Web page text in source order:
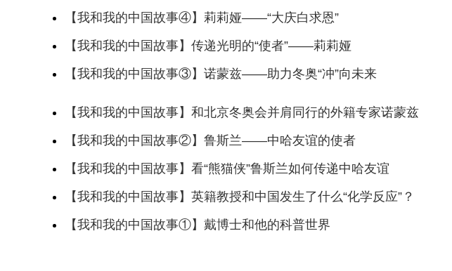
【我和我的中国故事④】莉莉娅——“大庆白求恩”
【我和我的中国故事】传递光明的“使者”——莉莉娅
【我和我的中国故事③】诺蒙兹——助力冬奥“冲”向未来
【我和我的中国故事】和北京冬奥会并肩同行的外籍专家诺蒙兹
【我和我的中国故事②】鲁斯兰——中哈友谊的使者
【我和我的中国故事】看“熊猫侠”鲁斯兰如何传递中哈友谊
【我和我的中国故事】英籍教授和中国发生了什么“化学反应”？
【我和我的中国故事①】戴博士和他的科普世界